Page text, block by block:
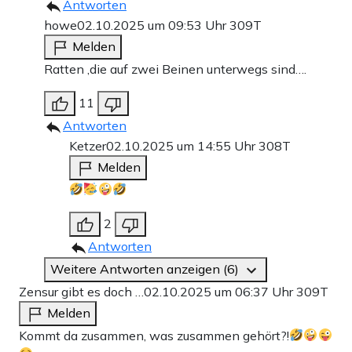
Antworten
howe02.10.2025 um 09:53 Uhr309T
Melden
Ratten ,die auf zwei Beinen unterwegs sind….
11
Antworten
Ketzer02.10.2025 um 14:55 Uhr308T
Melden
2
Antworten
Weitere Antworten anzeigen (6)
Zensur gibt es doch … 02.10.2025 um 06:37 Uhr309T
Melden
Kommt da zusammen, was zusammen gehört?!